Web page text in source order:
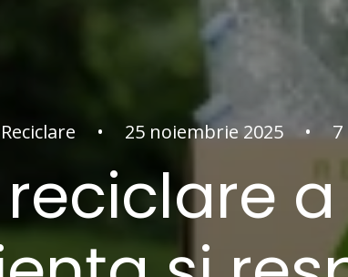
Reciclare • 25 noiembrie 2025 •